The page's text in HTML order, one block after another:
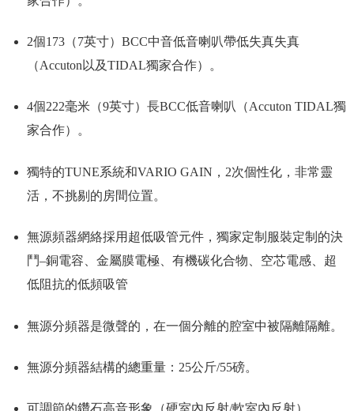
2個173（7英寸）BCC中音低音喇叭帶低失真失真
（Accuton以及TIDAL獨家合作）。
4個222毫米（9英寸）長BCC低音喇叭（Accuton TIDAL獨
家合作）。
獨特的TUNE系統和VARIO GAIN，2次個性化，非常靈
活，不挑剔的房間位置。
無源頻器網絡採用超低吸管元件，獨家定制服裝定制的決
鬥–銅電容、金屬膜電極、有機碳化合物、空芯電感、超
低阻抗的低頻吸管
無源分頻器是微聲的，在一個分離的腔室中被隔離隔離。
無源分頻器結構的總重量：25公斤/55磅。